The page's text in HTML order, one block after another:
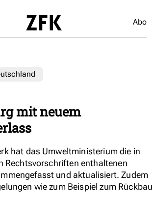
Abo
mit neuem
hat das Umweltministerium die in
Rechtsvorschriften enthaltenen
und aktualisiert. Zudem
wie zum Beispiel zum Rückbau